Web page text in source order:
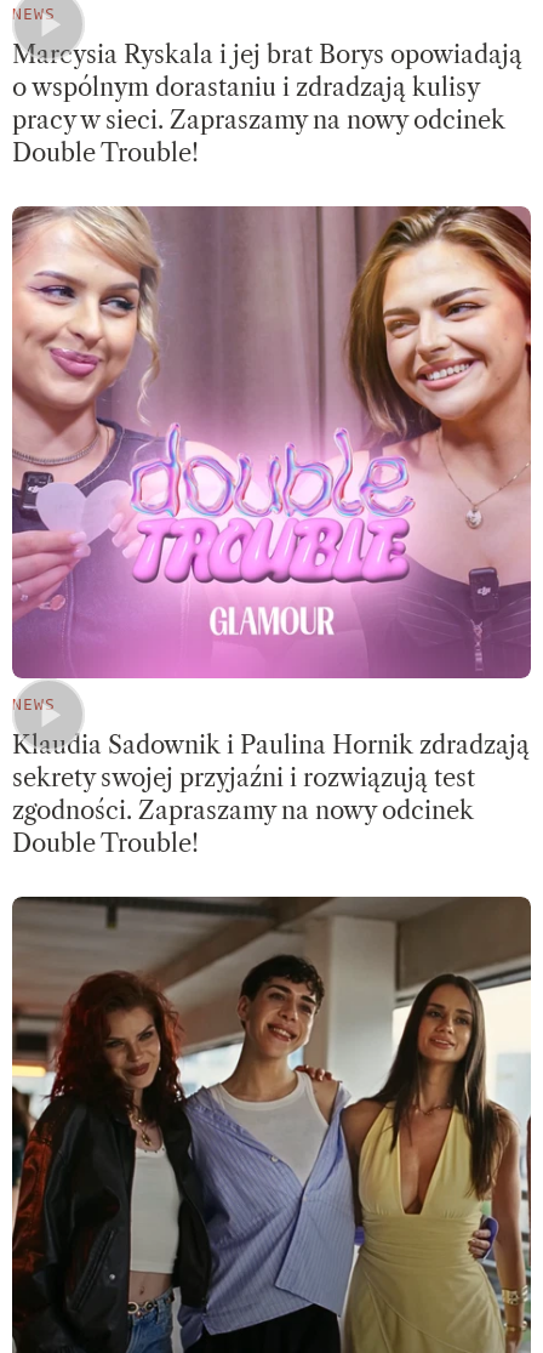
NEWS
Marcysia Ryskala i jej brat Borys opowiadają
o wspólnym dorastaniu i zdradzają kulisy
pracy w sieci. Zapraszamy na nowy odcinek
Double Trouble!
NEWS
Klaudia Sadownik i Paulina Hornik zdradzają
sekrety swojej przyjaźni i rozwiązują test
zgodności. Zapraszamy na nowy odcinek
Double Trouble!